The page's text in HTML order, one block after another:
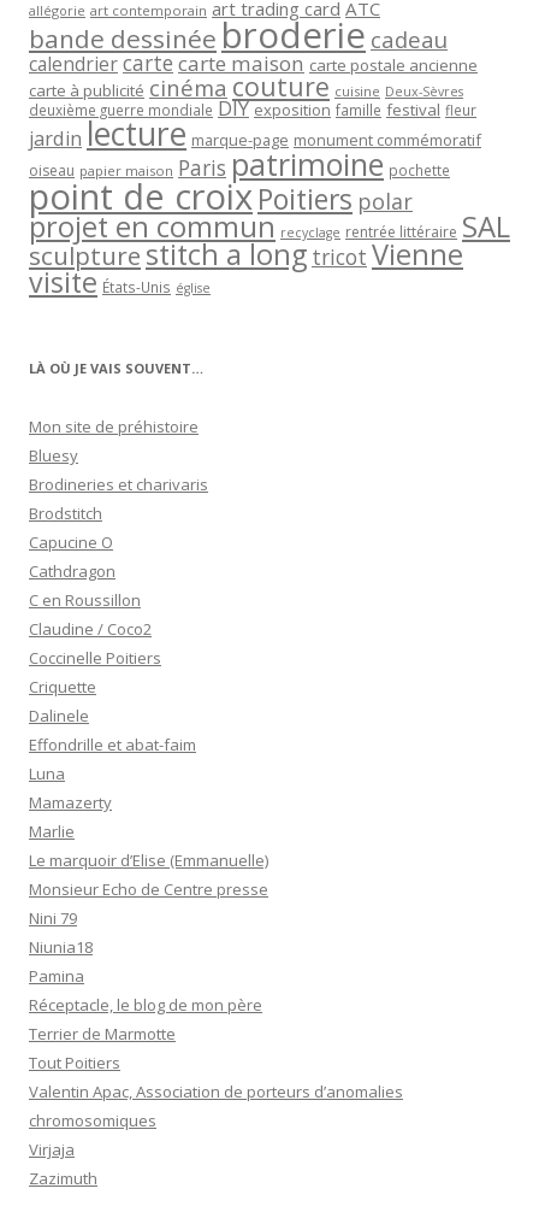
allégorie art contemporain art trading card ATC
bande dessinée broderie cadeau
calendriercartecarte maison carte postale ancienne
carte à publicité cinéma couture cuisine Deux-Sèvres
deuxième guerre mondiale DIY exposition famille festival fleur
jardin lecture marque-page monument commémoratif
oiseau papier maison Paris patrimoine pochette
point de croixPoitiers polar
projet en commun recyclage rentrée littéraire SAL
sculpturestitch a long tricot Vienne
visite États-Unis église
LÀ OÙ JE VAIS SOUVENT…
Mon site de préhistoire
Bluesy
Brodineries et charivaris
Brodstitch
Capucine O
Cathdragon
C en Roussillon
Claudine / Coco2
Coccinelle Poitiers
Criquette
Dalinele
Effondrille et abat-faim
Luna
Mamazerty
Marlie
Le marquoir d’Elise (Emmanuelle)
Monsieur Echo de Centre presse
Nini 79
Niunia18
Pamina
Réceptacle, le blog de mon père
Terrier de Marmotte
Tout Poitiers
Valentin Apac, Association de porteurs d’anomalies
chromosomiques
Virjaja
Zazimuth